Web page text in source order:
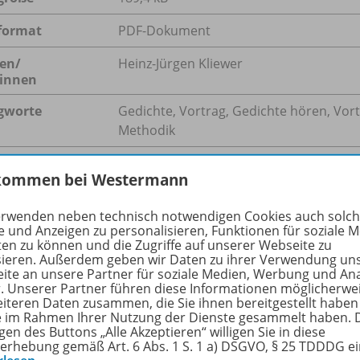
PDF-Dokument
Heinz-Jürgen Kliewer
Gedichte, Vortrag, Gedichte hören,
Methodik
in den Unterricht einzubeziehen, ist eine lohnende
gerecht werden sollte. Gerade das Hören und
bei Westermann
neben technisch notwendigen Cookies auch
und Anzeigen zu personalisieren, Funktionen für soziale
zu können und die Zugriffe auf unserer Webseite zu
Außerdem geben wir Daten zu ihrer Verwendung
an unsere Partner für soziale Medien, Werbung und
Unserer Partner führen diese Informationen
Daten zusammen, die Sie ihnen bereitgestellt
im Rahmen Ihrer Nutzung der Dienste gesammelt haben.
des Buttons „Alle Akzeptieren“ willigen Sie in diese
gemäß Art. 6 Abs. 1 S. 1 a) DSGVO, § 25 TDDDG